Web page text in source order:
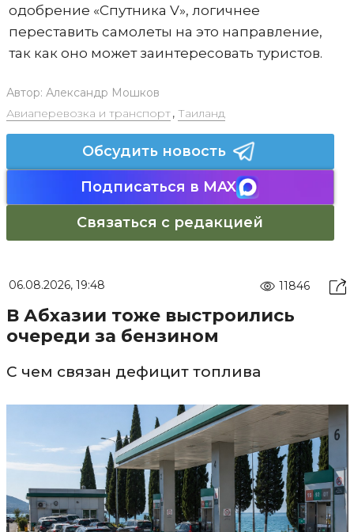
одобрение «Спутника V», логичнее
переставить самолеты на это направление,
так как оно может заинтересовать туристов.
Автор: Александр Мошков
Авиаперевозка и транспорт, Таиланд
Обсудить новость
Подписаться в MAX
Связаться с редакцией
06.08.2026, 19:48 11846
В Абхазии тоже выстроились
очереди за бензином
С чем связан дефицит топлива